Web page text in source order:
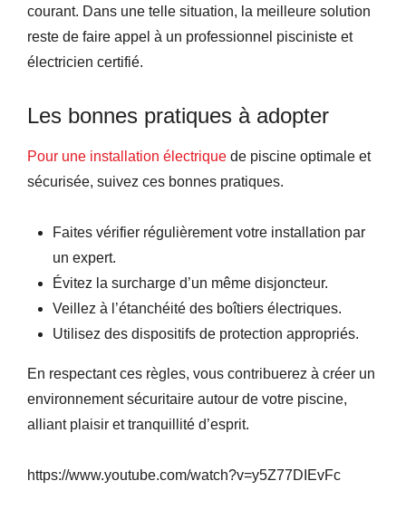
courant. Dans une telle situation, la meilleure solution
reste de faire appel à un professionnel pisciniste et
électricien certifié.
Les bonnes pratiques à adopter
Pour une installation électrique de piscine optimale et
sécurisée, suivez ces bonnes pratiques.
Faites vérifier régulièrement votre installation par
un expert.
Évitez la surcharge d’un même disjoncteur.
Veillez à l’étanchéité des boîtiers électriques.
Utilisez des dispositifs de protection appropriés.
En respectant ces règles, vous contribuerez à créer un
environnement sécuritaire autour de votre piscine,
alliant plaisir et tranquillité d’esprit.
https://www.youtube.com/watch?v=y5Z77DIEvFc